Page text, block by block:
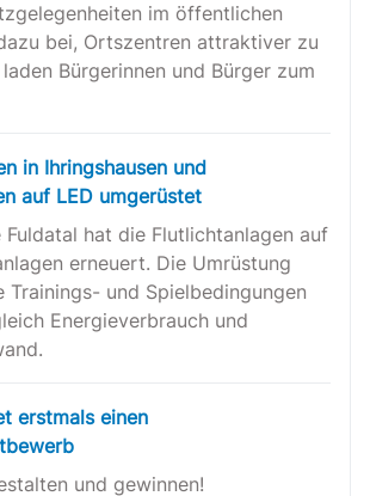
im öffentlichen
bei, Ortszentren attraktiver zu
Bürgerinnen und Bürger zum
in Ihringshausen und
auf LED umgerüstet
Fuldatal hat die Flutlichtanlagen auf
erneuert. Die Umrüstung
Trainings- und Spielbedingungen
Energieverbrauch und
erstmals einen
und gewinnen!